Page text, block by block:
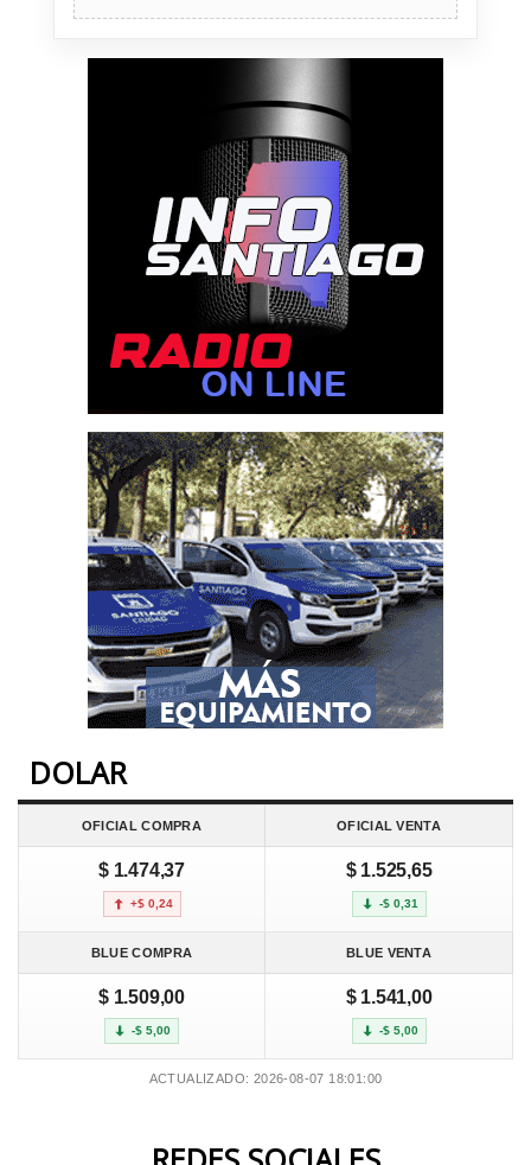
DOLAR
OFICIAL COMPRA OFICIAL VENTA
$ 1.474,37
+$ 0,24
$ 1.525,65
-$ 0,31
BLUE COMPRA BLUE VENTA
$ 1.509,00
-$ 5,00
$ 1.541,00
-$ 5,00
ACTUALIZADO: 2026-08-07 18:01:00